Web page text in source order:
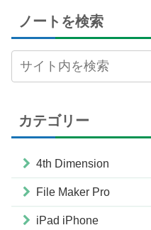
ノートを検索
カテゴリー
4th Dimension
File Maker Pro
iPad iPhone